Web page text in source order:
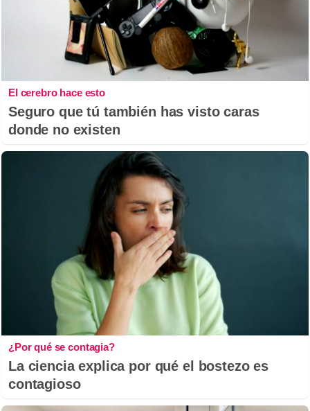
El cerebro hace esto
Seguro que tú también has visto caras
donde no existen
¿Por qué se contagia?
La ciencia explica por qué el bostezo es
contagioso